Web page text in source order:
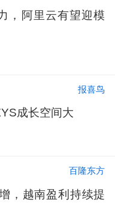
，阿里云有望迎模
报喜鸟
成长空间大
百隆东方
，越南盈利持续提